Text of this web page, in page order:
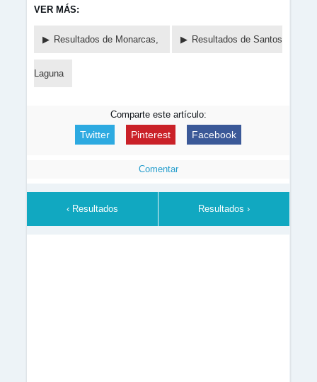
VER MÁS:
Resultados de Monarcas, Resultados de Santos
Laguna
Comparte este artículo:
Twitter Pinterest Facebook
Comentar
‹ Resultados Resultados ›